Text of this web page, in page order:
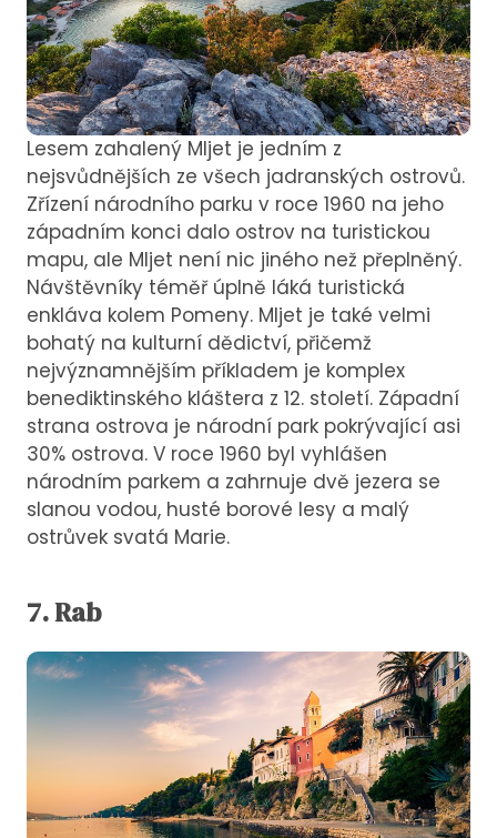
Lesem zahalený Mljet je jedním z
nejsvůdnějších ze všech jadranských ostrovů.
Zřízení národního parku v roce 1960 na jeho
západním konci dalo ostrov na turistickou
mapu, ale Mljet není nic jiného než přeplněný.
Návštěvníky téměř úplně láká turistická
enkláva kolem Pomeny. Mljet je také velmi
bohatý na kulturní dědictví, přičemž
nejvýznamnějším příkladem je komplex
benediktinského kláštera z 12. století. Západní
strana ostrova je národní park pokrývající asi
30% ostrova. V roce 1960 byl vyhlášen
národním parkem a zahrnuje dvě jezera se
slanou vodou, husté borové lesy a malý
ostrůvek svatá Marie.
7. Rab